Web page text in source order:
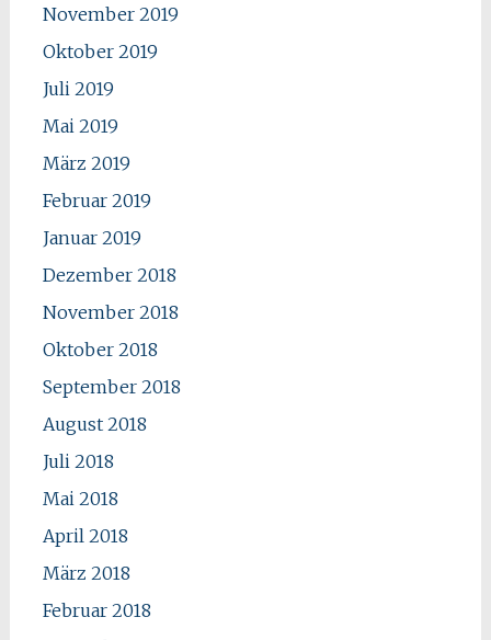
November 2019
Oktober 2019
Juli 2019
Mai 2019
März 2019
Februar 2019
Januar 2019
Dezember 2018
November 2018
Oktober 2018
September 2018
August 2018
Juli 2018
Mai 2018
April 2018
März 2018
Februar 2018